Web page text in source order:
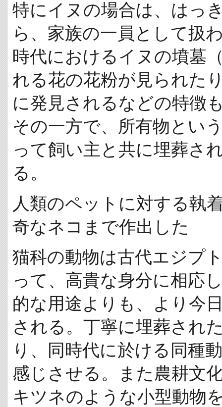
特にイヌの場合は、はっ
ら、家族の一員として扱
時代におけるイヌの墳墓
れる花の花粉が見られた
に発見されるなどの特徴
その一方で、所有物とい
って飼い主と共に埋葬さ
る。
人類のペットに対する執
奇なネコまで作出した
猫科の動物は古代エジプ
って、高貴な身分に相応
的な用途よりも、より今
される。丁寧に埋葬され
り、同時代に於ける同種
感じさせる。また農耕文
キツネのような小型動物